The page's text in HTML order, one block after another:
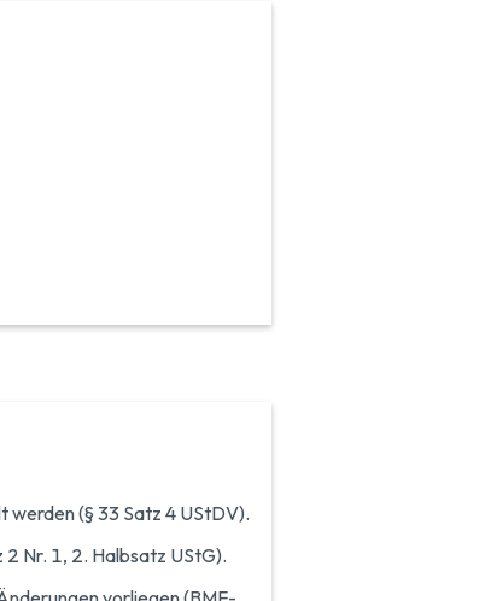
werden (§ 33 Satz 4 UStDV).
Nr. 1, 2. Halbsatz UStG).